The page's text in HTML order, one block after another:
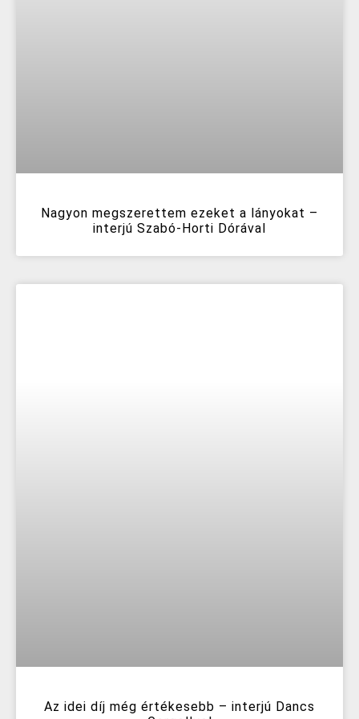
Nagyon megszerettem ezeket a lányokat –
interjú Szabó-Horti Dórával
Az idei díj még értékesebb – interjú Dancs